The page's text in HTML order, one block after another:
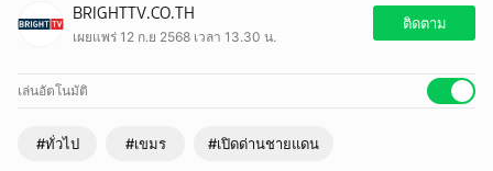
BRIGHTTV.CO.TH
เผยแพร่ 12 ก.ย 2568 เวลา 13.30 น.
ติดตาม
เล่นอัตโนมัติ
#ทั่วไป #เขมร #เปิดด่านชายแดน